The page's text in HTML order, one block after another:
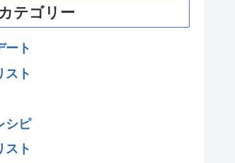
テゴリー
ート
スト
シピ
スト